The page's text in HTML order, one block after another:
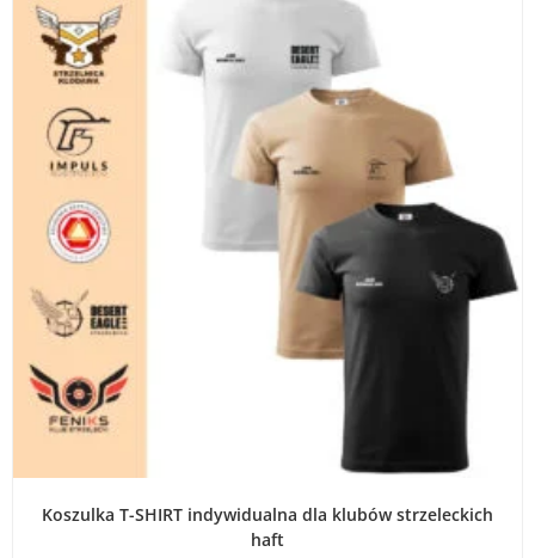
Koszulka T-SHIRT indywidualna dla klubów strzeleckich
haft